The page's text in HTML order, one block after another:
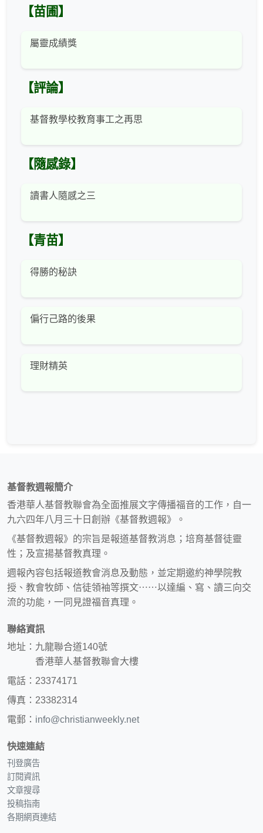
【苗圃】
屬靈成績獎
【評論】
基督教學校教育事工之再思
【隨感錄】
讀書人隨感之三
【青苗】
得勝的秘訣
偏行己路的後果
理財精英
基督教週報簡介
香港華人基督教聯會為全面推展文字傳播福音的工作，自一
九六四年八月三十日創辦《基督教週報》。
《基督教週報》的宗旨是報道基督教消息；培育基督徒靈
性；及宣揚基督教真理。
週報內容包括報道教會消息及動態，並定期邀約神學院教
授、教會牧師、信徒領袖等撰文⋯⋯以達編、寫、讀三向交
流的功能，一同見證福音真理。
聯絡資訊
地址：九龍聯合道140號
香港華人基督教聯會大樓
電話：23374171
傳真：23382314
電郵： info@christianweekly.net
快速連結
刊登廣告
訂閱資訊
文章搜尋
投稿指南
各期網頁連結